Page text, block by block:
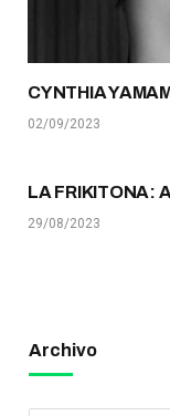
CYNTHIA
02/09/2023
LA FRIKITONA:
29/08/2023
Archivo